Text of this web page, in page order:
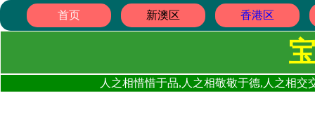
首页 新澳区 香港区
人之相惜惜于品,人之相敬敬于德,人之相